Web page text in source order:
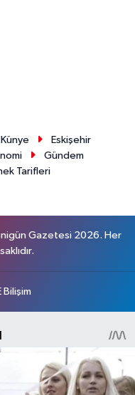
Künye
Eskişehir
Gündem
Tarifleri
Gazetesi 2026. Her
Bilişim